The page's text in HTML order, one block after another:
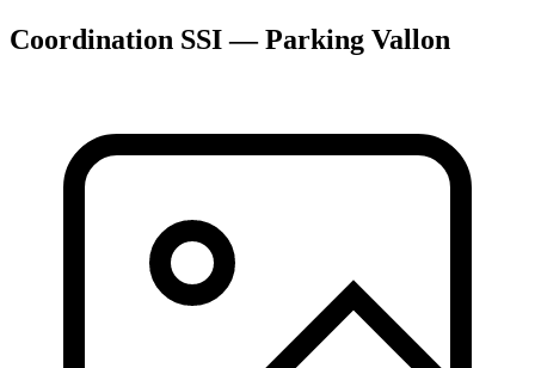
Coordination SSI — Parking Vallon